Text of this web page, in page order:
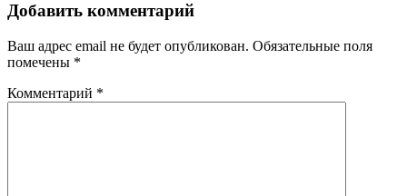
Добавить комментарий
Ваш адрес email не будет опубликован. Обязательные поля
помечены *
Комментарий *